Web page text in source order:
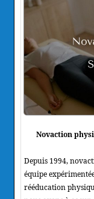
Novaction
Depuis 1994,
équipe
rééducation